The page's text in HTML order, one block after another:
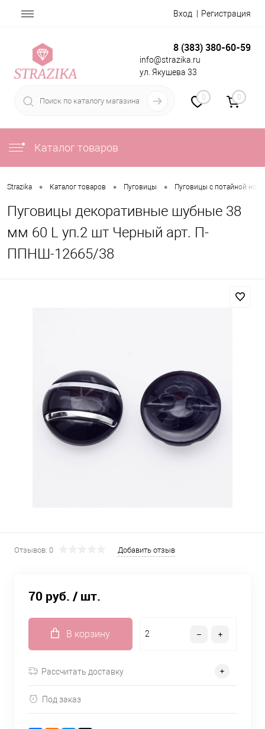
Вход Регистрация
8 (383) 380-60-59
info@strazika.ru
ул. Якушева 33
0 0
Каталог товаров
Strazika • Каталог товаров • Пуговицы • Пуговицы с потайной
Пуговицы декоративные шубные 38
мм 60 L уп.2 шт Черный арт. П-
ППНШ-12665/38
Отзывов: 0 Добавить отзыв
70 руб. / шт.
В корзину
Рассчитать доставку
Под заказ